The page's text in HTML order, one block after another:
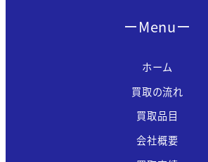
ーMenuー
ホーム
買取の流れ
買取品目
会社概要